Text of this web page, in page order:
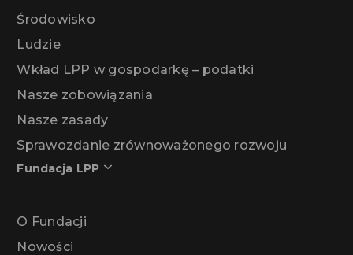
Środowisko
Ludzie
Wkład LPP w gospodarkę – podatki
Nasze zobowiązania
Nasze zasady
Sprawozdanie zrównoważonego rozwoju
Fundacja LPP
O Fundacji
Nowości